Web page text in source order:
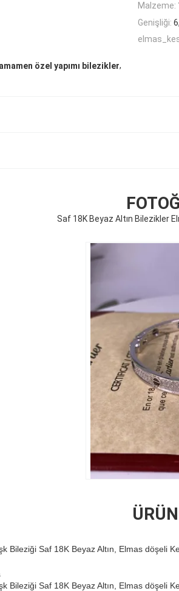
Malzeme:
Genişliği:
özel yapımı bilezikler,
Saf 18K Beyaz Altın Bilezikler
Bileziği Saf 18K Beyaz Altın, Elmas döşeli
Bileziği Saf 18K Beyaz Altın, Elmas döşeli